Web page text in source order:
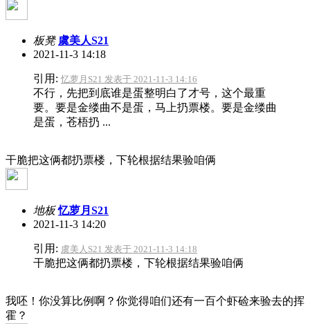
板凳 虞美人S21
2021-11-3 14:18
引用: 忆萝月S21 发表于 2021-11-3 14:16
不行，先把到底谁是蛋整明白了才号，这个最重
要。要是金缕曲不是蛋，马上扔票楼。要是金缕曲
是蛋，苍梧扔 ...
干脆把这俩都扔票楼，下轮根据结果验咱俩
地板 忆萝月S21
2021-11-3 14:20
引用: 虞美人S21 发表于 2021-11-3 14:18
干脆把这俩都扔票楼，下轮根据结果验咱俩
我呸！你没算比例啊？你觉得咱们还有一百个虾硷来验去的挥
霍？